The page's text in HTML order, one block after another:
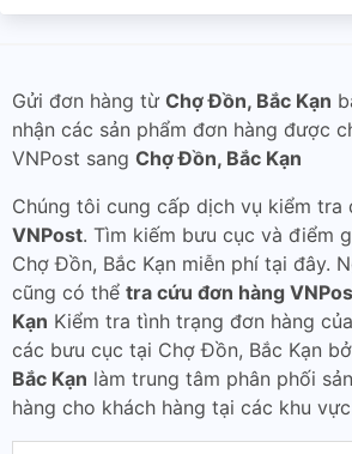
Gửi đơn hàng từ Chợ Đồn, Bắc Kạn
nhận các sản phẩm đơn hàng được
VNPost sang Chợ Đồn, Bắc Kạn
Chúng tôi cung cấp dịch vụ kiểm tra
VNPost. Tìm kiếm bưu cục và điểm
Chợ Đồn, Bắc Kạn miễn phí tại đây.
cũng có thể tra cứu đơn hàng
Kạn Kiểm tra tình trạng đơn hàng
các bưu cục tại Chợ Đồn, Bắc Kạn
Bắc Kạn làm trung tâm phân phối
hàng cho khách hàng tại các khu